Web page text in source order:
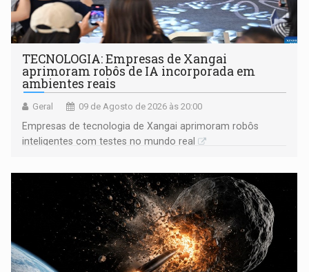
TECNOLOGIA: Empresas de Xangai
aprimoram robôs de IA incorporada em
ambientes reais
Geral 09 de Agosto de 2026 às 20:00
Empresas de tecnologia de Xangai aprimoram robôs
inteligentes com testes no mundo real